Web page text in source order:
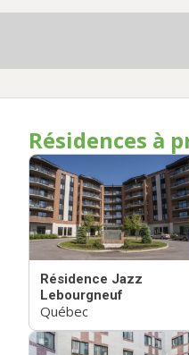
Résidences à
Résidence Jazz
Lebourgneuf
Québec